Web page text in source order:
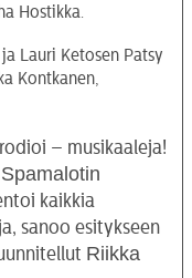
Lauri Ketosen Patsy
Kontkanen,
– musikaaleja!
Spamalotin
kaikkia
sanoo esitykseen
Riikka